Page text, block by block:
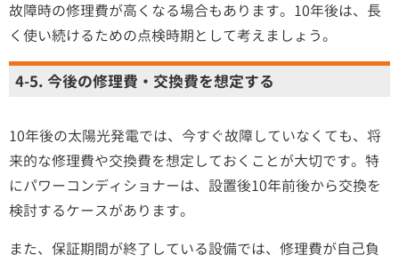
故障時の修理費が高くなる場合もあります。10年後は、長
く使い続けるための点検時期として考えましょう。
4-5. 今後の修理費・交換費を想定する
10年後の太陽光発電では、今すぐ故障していなくても、将
来的な修理費や交換費を想定しておくことが大切です。特
にパワーコンディショナーは、設置後10年前後から交換を
検討するケースがあります。
また、保証期間が終了している設備では、修理費が自己負